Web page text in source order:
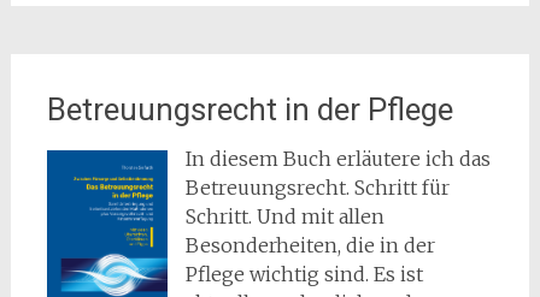
Betreuungsrecht in der Pflege
In diesem Buch erläutere ich das
Betreuungsrecht. Schritt für
Schritt. Und mit allen
Besonderheiten, die in der
Pflege wichtig sind. Es ist